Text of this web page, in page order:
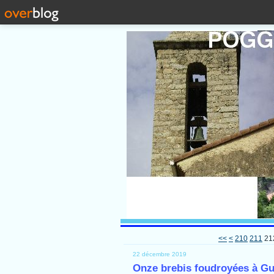
<< < 200
210 211
22 décembre 2019
Onze brebis foudroyées à